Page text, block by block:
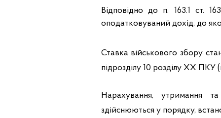
Відповідно до п. 163.1 ст.
оподатковуваний дохід, до
Ставка військового збору
підрозділу 10 розділу XX ПКУ
Нарахування, утримання
здійснюються у порядку,